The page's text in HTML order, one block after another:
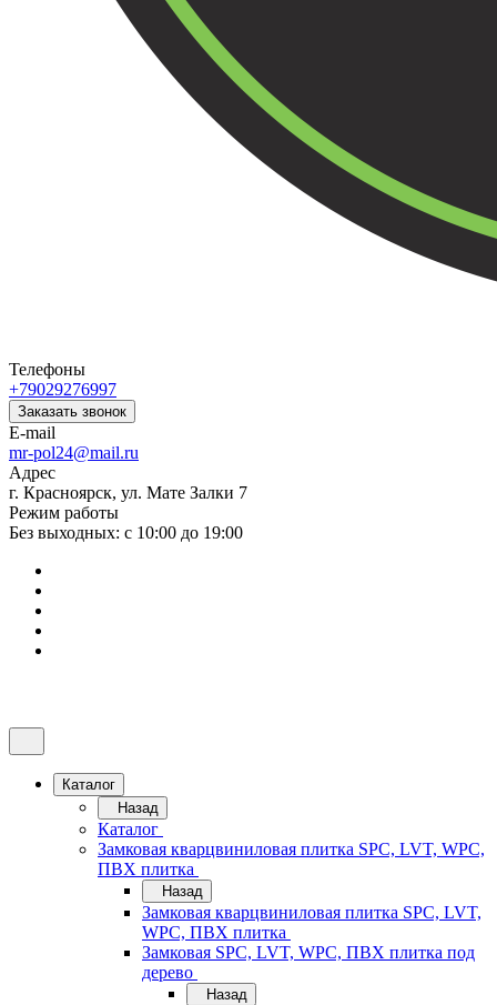
Телефоны
+79029276997
Заказать звонок
E-mail
mr-pol24@mail.ru
Адрес
г. Красноярск, ул. Мате Залки 7
Режим работы
Без выходных: с 10:00 до 19:00
Каталог
Назад
Каталог
Замковая кварцвиниловая плитка SPC, LVT, WPC,
ПВХ плитка
Назад
Замковая кварцвиниловая плитка SPC, LVT,
WPC, ПВХ плитка
Замковая SPC, LVT, WPC, ПВХ плитка под
дерево
Назад